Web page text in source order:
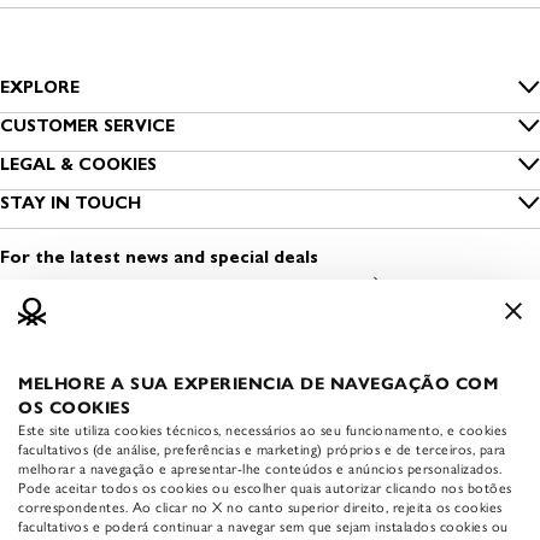
MELHORE A SUA EXPERIENCIA DE NAVEGAÇÃO COM
OS COOKIES
Este site utiliza cookies técnicos, necessários ao seu funcionamento, e cookies
facultativos (de análise, preferências e marketing) próprios e de terceiros, para
melhorar a navegação e apresentar-lhe conteúdos e anúncios personalizados.
Pode aceitar todos os cookies ou escolher quais autorizar clicando nos botões
correspondentes. Ao clicar no X no canto superior direito, rejeita os cookies
facultativos e poderá continuar a navegar sem que sejam instalados cookies ou
EXPLORE
Inside Benetton
Benetton Group
Sustainability
Dress Safely
Media & Press
CUSTOMER SERVICE
Size guide
Clothing care
Contact us
LEGAL & COOKIES
Privacy
Accessibility statement
STAY IN TOUCH
Find a shop
Work with us
For the latest news and special deals
APP BENETTON
Download the official
Benetton app: